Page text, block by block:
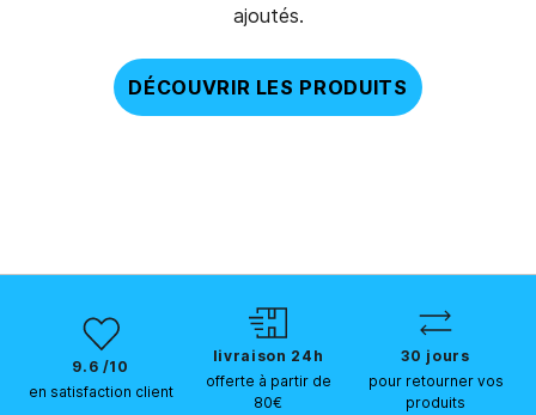
ajoutés.
DÉCOUVRIR LES PRODUITS
9.6 /10
en satisfaction client
livraison 24h
offerte à partir de
80€
30 jours
pour retourner vos
produits